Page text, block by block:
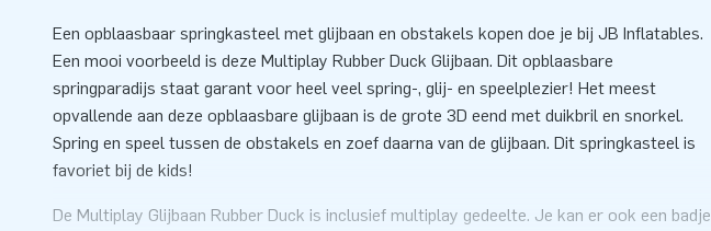
Een opblaasbaar springkasteel met glijbaan en obstakels kopen doe je bij JB Inflatables.
Een mooi voorbeeld is deze Multiplay Rubber Duck Glijbaan. Dit opblaasbare
springparadijs staat garant voor heel veel spring-, glij- en speelplezier! Het meest
opvallende aan deze opblaasbare glijbaan is de grote 3D eend met duikbril en snorkel.
Spring en speel tussen de obstakels en zoef daarna van de glijbaan. Dit springkasteel is
favoriet bij de kids!
De Multiplay Glijbaan Rubber Duck is inclusief multiplay gedeelte. Je kan er ook een badje